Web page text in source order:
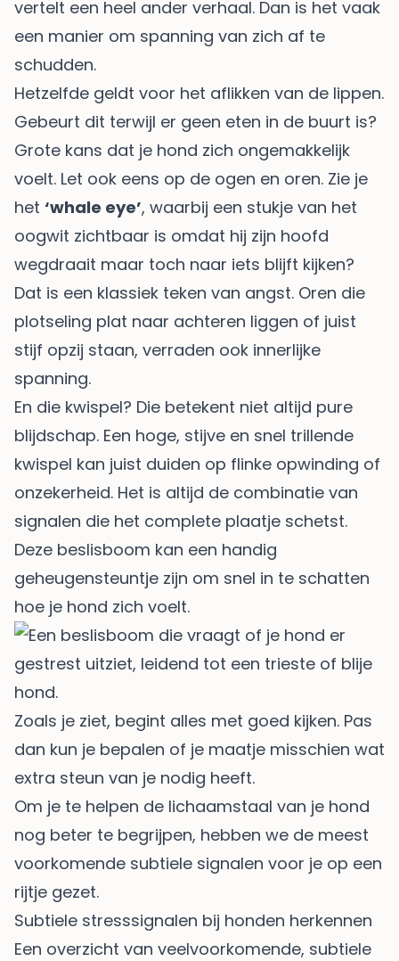
vertelt een heel ander verhaal. Dan is het vaak
een manier om spanning van zich af te
schudden.
Hetzelfde geldt voor het aflikken van de lippen.
Gebeurt dit terwijl er geen eten in de buurt is?
Grote kans dat je hond zich ongemakkelijk
voelt. Let ook eens op de ogen en oren. Zie je
het ‘whale eye’, waarbij een stukje van het
oogwit zichtbaar is omdat hij zijn hoofd
wegdraait maar toch naar iets blijft kijken?
Dat is een klassiek teken van angst. Oren die
plotseling plat naar achteren liggen of juist
stijf opzij staan, verraden ook innerlijke
spanning.
En die kwispel? Die betekent niet altijd pure
blijdschap. Een hoge, stijve en snel trillende
kwispel kan juist duiden op flinke opwinding of
onzekerheid. Het is altijd de combinatie van
signalen die het complete plaatje schetst.
Deze beslisboom kan een handig
geheugensteuntje zijn om snel in te schatten
hoe je hond zich voelt.
Zoals je ziet, begint alles met goed kijken. Pas
dan kun je bepalen of je maatje misschien wat
extra steun van je nodig heeft.
Om je te helpen de lichaamstaal van je hond
nog beter te begrijpen, hebben we de meest
voorkomende subtiele signalen voor je op een
rijtje gezet.
Subtiele stresssignalen bij honden herkennen
Een overzicht van veelvoorkomende, subtiele